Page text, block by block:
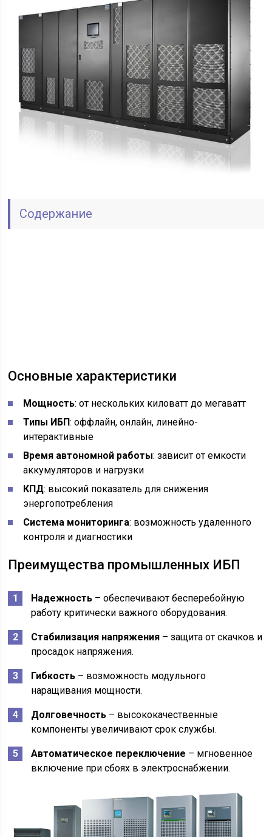
Содержание
Основные характеристики
Мощность: от нескольких киловатт до мегаватт
Типы ИБП: оффлайн, онлайн, линейно-
интерактивные
Время автономной работы: зависит от емкости
аккумуляторов и нагрузки
КПД: высокий показатель для снижения
энергопотребления
Система мониторинга: возможность удаленного
контроля и диагностики
Преимущества промышленных ИБП
Надежность – обеспечивают бесперебойную
работу критически важного оборудования.
Стабилизация напряжения – защита от скачков и
просадок напряжения.
Гибкость – возможность модульного
наращивания мощности.
Долговечность – высококачественные
компоненты увеличивают срок службы.
Автоматическое переключение – мгновенное
включение при сбоях в электроснабжении.